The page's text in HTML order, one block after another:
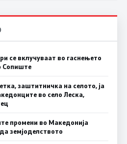
се вклучуваат во гаснењето
Сопиште
заштитничка на селото, ја
во село Леска,
промени во Македонија
земјоделството